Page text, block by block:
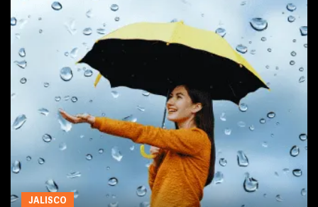
JALISCO